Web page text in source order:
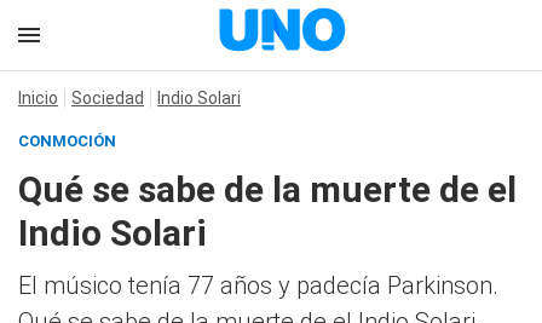
Inicio Sociedad Indio Solari
CONMOCIÓN
Qué se sabe de la muerte de el
Indio Solari
El músico tenía 77 años y padecía Parkinson.